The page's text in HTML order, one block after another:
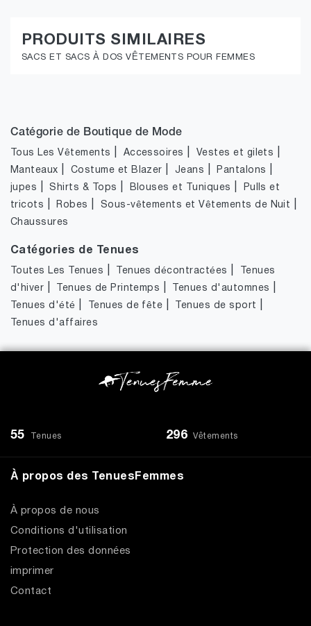
PRODUITS SIMILAIRES
SACS ET SACS À DOS VÊTEMENTS POUR FEMMES
Catégorie de Boutique de Mode
Tous Les Vêtements Accessoires Vestes et gilets
Manteaux Costume et Blazer Jeans Pantalons
jupes |Shirts & Tops Blouses et Tuniques
Pulls et
tricots
Robes Sous-vêtements et Vêtements de Nuit
Chaussures
Catégories de Tenues
Toutes Les Tenues Tenues décontractées
Tenues
d'hiver
Tenues de Printemps Tenues d'automnes
Tenues d'été Tenues de fête Tenues de sport
Tenues d'affaires
55 Tenues 296 Vêtements
À propos des TenuesFemmes
À propos de nous
Conditions d'utilisation
Protection des données
imprimer
Contact